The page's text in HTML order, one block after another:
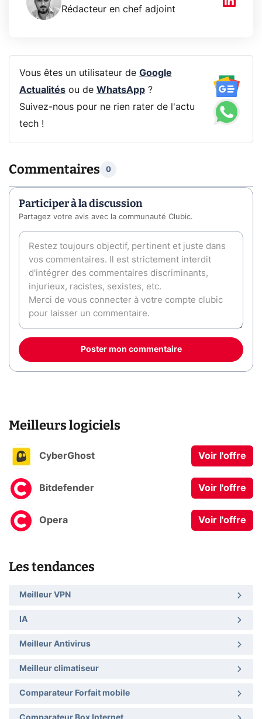
Rédacteur en chef adjoint
Vous êtes un utilisateur de Google
Actualitésou de WhatsApp?
Suivez-nous pour ne rien rater de l'actu
tech !
Commentaires 0
Participer à la discussion
Partagez votre avis avec la communauté Clubic.
Poster mon commentaire
Meilleurs logiciels
CyberGhost Voir l'offre
Bitdefender Voir l'offre
Opera Voir l'offre
Les tendances
Meilleur VPN
IA
Meilleur Antivirus
Meilleur climatiseur
Comparateur Forfait mobile